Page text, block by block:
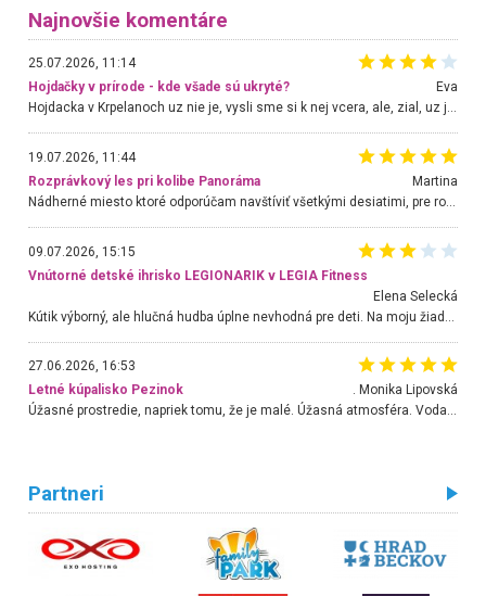
Najnovšie komentáre
25.07.2026, 11:14
Hojdačky v prírode - kde všade sú ukryté?
Eva
Hojdacka v Krpelanoch uz nie je, vysli sme si k nej vcera, ale, zial, uz je znicena. Ak sem planujete cestu len kvoli hojdacke, mozete si ju usetrit. Krasny vyhlad je tu vsak aj bez hojdacky :-)
19.07.2026, 11:44
Rozprávkový les pri kolibe Panoráma
Martina
Nádherné miesto ktoré odporúčam navštíviť všetkými desiatimi, pre rodiny s deťmi, dôchodcom... Proste a jednoducho ozaj rozprávkový les.. určite ešte prídeme. Odniesli sme si na pamiatku krásne tričká,
09.07.2026, 15:15
Vnútorné detské ihrisko LEGIONARIK v LEGIA Fitness
Elena Selecká
27.06.2026, 16:53
Letné kúpalisko Pezinok
. Monika Lipovská
Úžasné prostredie, napriek tomu, že je malé. Úžasná atmosféra. Voda fantastická a nádherná. Ľudí je pomerne veľa, ale su mili a ohľaduplní. Je veľmi zaujímavé sledovať, ako dokážu spolu športovať cudzí ľudia a bez ohľadu na vek. Vládne tu pohoda. Vnuka neviem dostať z vody. Ďakujem za krásny deň . Urcite sa sem vrátim. Jediný problém je s parkovaním, ale aj ten sa mi podarilo vyriešiť. Monika Bratislava
Partneri